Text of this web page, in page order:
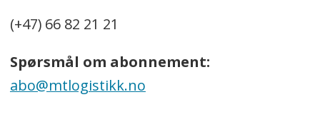
(+47) 66 82 21 21
Spørsmål om abonnement:
abo@mtlogistikk.no